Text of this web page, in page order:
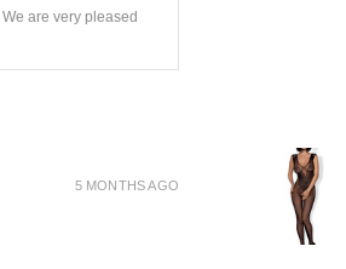
are very pleased
5 MONTHS AGO